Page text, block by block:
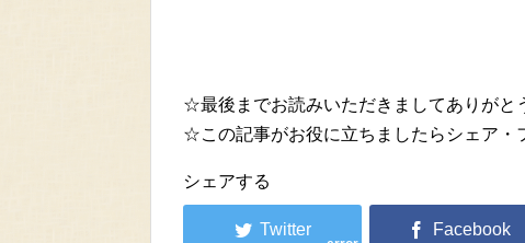
☆最後までお読みいただきましてありがと
☆この記事がお役に立ちましたらシェア・
シェアする